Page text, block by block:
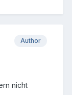
Author
nicht